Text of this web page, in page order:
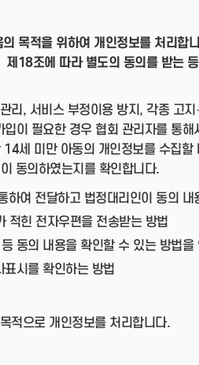
목적을 위하여 개인정보를 처리합
18조에 따라 별도의 동의를 받는
리, 서비스 부정이용 방지, 각종 고
이 필요한 경우 협회 관리자를 통
세 미만 아동의 개인정보를 수집할
동의하였는지를 확인합니다.
여 전달하고 법정대리인이 동의
적힌 전자우편을 전송받는 방법
동의 내용을 확인할 수 있는 방법
시를 확인하는 방법
적으로 개인정보를 처리합니다.